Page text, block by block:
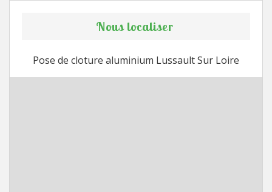
Nous localiser
Pose de cloture aluminium Lussault Sur Loire